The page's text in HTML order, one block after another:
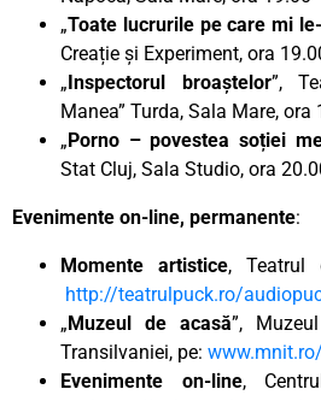
„Toate lucrurile pe care mi
Creație și Experiment, ora
„Inspectorul broaștelor”,
Manea” Turda, Sala Mare, ora
„Porno – povestea soției
Stat Cluj, Sala Studio, ora
Evenimente on-line, permanente:
Momente artistice, Teatrul
http://teatrulpuck.ro/
„Muzeul de acasă”,
Transilvaniei, pe:
Evenimente on-line,